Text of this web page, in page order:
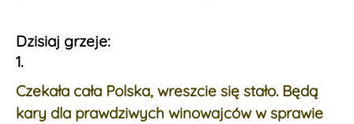
Dzisiaj grzeje:
1.
Czekała cała Polska, wreszcie się stało. Będą
kary dla prawdziwych winowajców w sprawie